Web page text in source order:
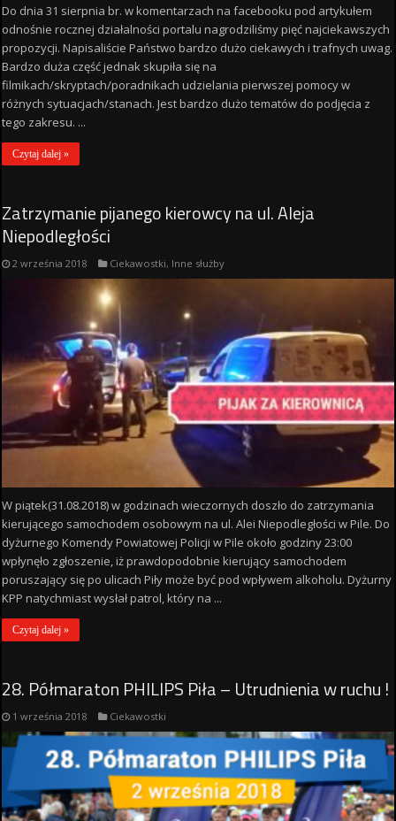
Do dnia 31 sierpnia br. w komentarzach na facebooku pod artykułem
odnośnie rocznej działalności portalu nagrodziliśmy pięć najciekawszych
propozycji. Napisaliście Państwo bardzo dużo ciekawych i trafnych uwag.
Bardzo duża część jednak skupiła się na
filmikach/skryptach/poradnikach udzielania pierwszej pomocy w
różnych sytuacjach/stanach. Jest bardzo dużo tematów do podjęcia z
tego zakresu. ...
Czytaj dalej »
Zatrzymanie pijanego kierowcy na ul. Aleja
Niepodległości
2 września 2018 Ciekawostki, Inne służby
W piątek(31.08.2018) w godzinach wieczornych doszło do zatrzymania
kierującego samochodem osobowym na ul. Alei Niepodległości w Pile. Do
dyżurnego Komendy Powiatowej Policji w Pile około godziny 23:00
wpłynęło zgłoszenie, iż prawdopodobnie kierujący samochodem
poruszający się po ulicach Piły może być pod wpływem alkoholu. Dyżurny
KPP natychmiast wysłał patrol, który na ...
Czytaj dalej »
28. Półmaraton PHILIPS Piła – Utrudnienia w ruchu !
1 września 2018 Ciekawostki